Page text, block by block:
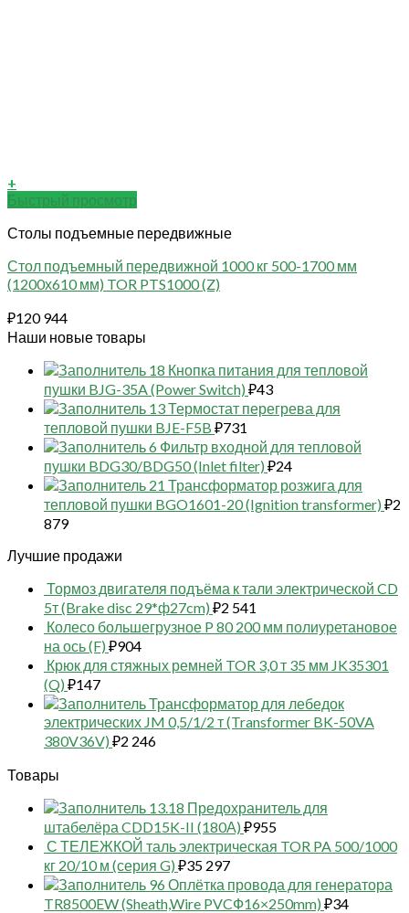
+
Быстрый просмотр
Столы подъемные передвижные
Стол подъемный передвижной 1000 кг 500-1700 мм
(1200х610 мм) TOR PTS1000 (Z)
₽120 944
Наши новые товары
18 Кнопка питания для тепловой
пушки BJG-35A (Power Switch) ₽43
13 Термостат перегрева для
тепловой пушки BJE-F5B ₽731
6 Фильтр входной для тепловой
пушки BDG30/BDG50 (Inlet filter) ₽24
21 Трансформатор розжига для
тепловой пушки BGO1601-20 (Ignition transformer) ₽2
879
Лучшие продажи
Тормоз двигателя подъёма к тали электрической CD
5т (Brake disc 29*ф27cm) ₽2 541
Колесо большегрузное P 80 200 мм полиуретановое
на ось (F) ₽904
Крюк для стяжных ремней TOR 3,0 т 35 мм JK35301
(Q) ₽147
Трансформатор для лебедок
электрических JM 0,5/1/2 т (Transformer BK-50VA
380V36V) ₽2 246
Товары
13.18 Предохранитель для
штабелёра CDD15K-II (180А) ₽955
С ТЕЛЕЖКОЙ таль электрическая TOR PA 500/1000
кг 20/10 м (серия G) ₽35 297
96 Оплётка провода для генератора
TR8500EW (Sheath,Wire PVCФ16×250mm) ₽34